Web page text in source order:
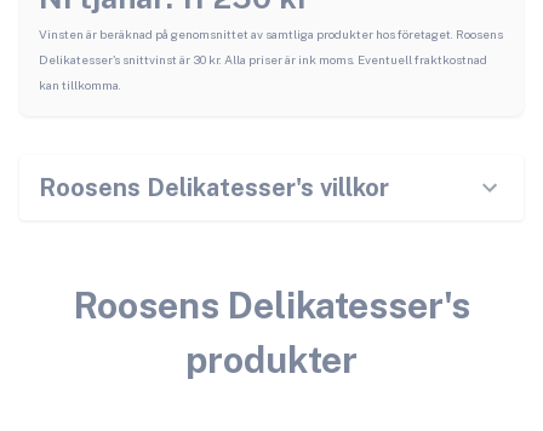
Vinsten är beräknad på genomsnittet av samtliga produkter hos företaget. Roosens
Delikatesser's snittvinst är 30 kr. Alla priser är ink moms. Eventuell fraktkostnad
kan tillkomma.
Roosens Delikatesser's villkor
Roosens Delikatesser's
produkter